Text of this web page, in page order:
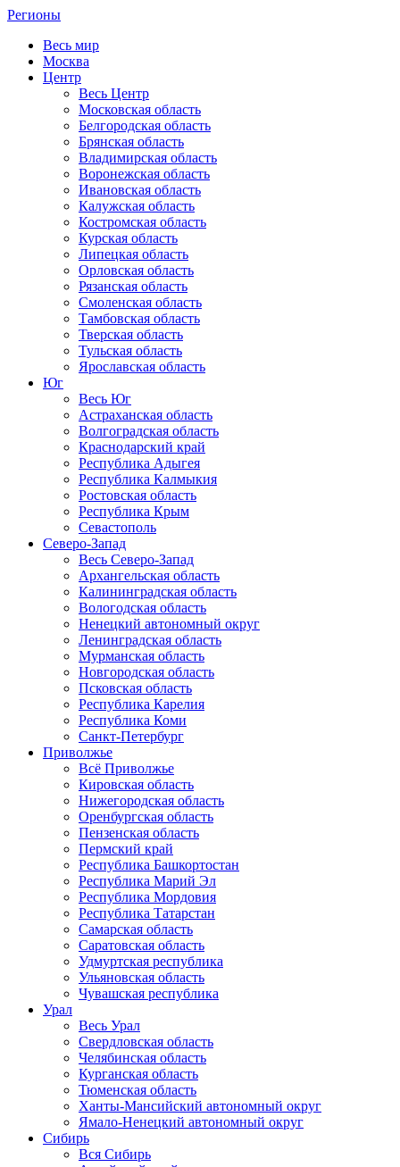
Регионы
Весь мир
Москва
Центр
Весь Центр
Московская область
Белгородская область
Брянская область
Владимирская область
Воронежская область
Ивановская область
Калужская область
Костромская область
Курская область
Липецкая область
Орловская область
Рязанская область
Смоленская область
Тамбовская область
Тверская область
Тульская область
Ярославская область
Юг
Весь Юг
Астраханская область
Волгоградская область
Краснодарский край
Республика Адыгея
Республика Калмыкия
Ростовская область
Республика Крым
Севастополь
Северо-Запад
Весь Северо-Запад
Архангельская область
Калининградская область
Вологодская область
Ненецкий автономный округ
Ленинградская область
Мурманская область
Новгородская область
Псковская область
Республика Карелия
Республика Коми
Санкт-Петербург
Приволжье
Всё Приволжье
Кировская область
Нижегородская область
Оренбургская область
Пензенская область
Пермский край
Республика Башкортостан
Республика Марий Эл
Республика Мордовия
Республика Татарстан
Самарская область
Саратовская область
Удмуртская республика
Ульяновская область
Чувашская республика
Урал
Весь Урал
Свердловская область
Челябинская область
Курганская область
Тюменская область
Ханты-Мансийский автономный округ
Ямало-Ненецкий автономный округ
Сибирь
Вся Сибирь